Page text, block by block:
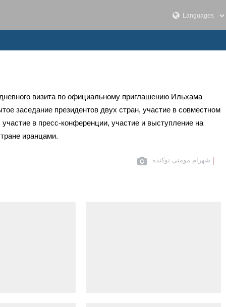
визита по официальному приглашению Ильхама
заседание президентов двух стран, участие в совместном
в пресс-конференции, участие и выступление на
иранцами.
شهرام مومنی نوکنده